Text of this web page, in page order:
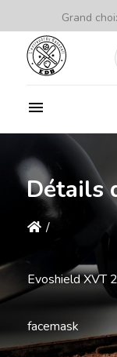
Grand
Détails
/
Evoshield XVT
facemask